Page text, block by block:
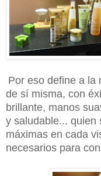
Por eso define a la
de sí misma, con
brillante, manos
y saludable... quien
máximas en cada
necesarios para